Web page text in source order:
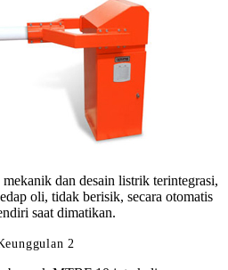
dan desain listrik terintegrasi,
oli, tidak berisik, secara otomatis
saat dimatikan.